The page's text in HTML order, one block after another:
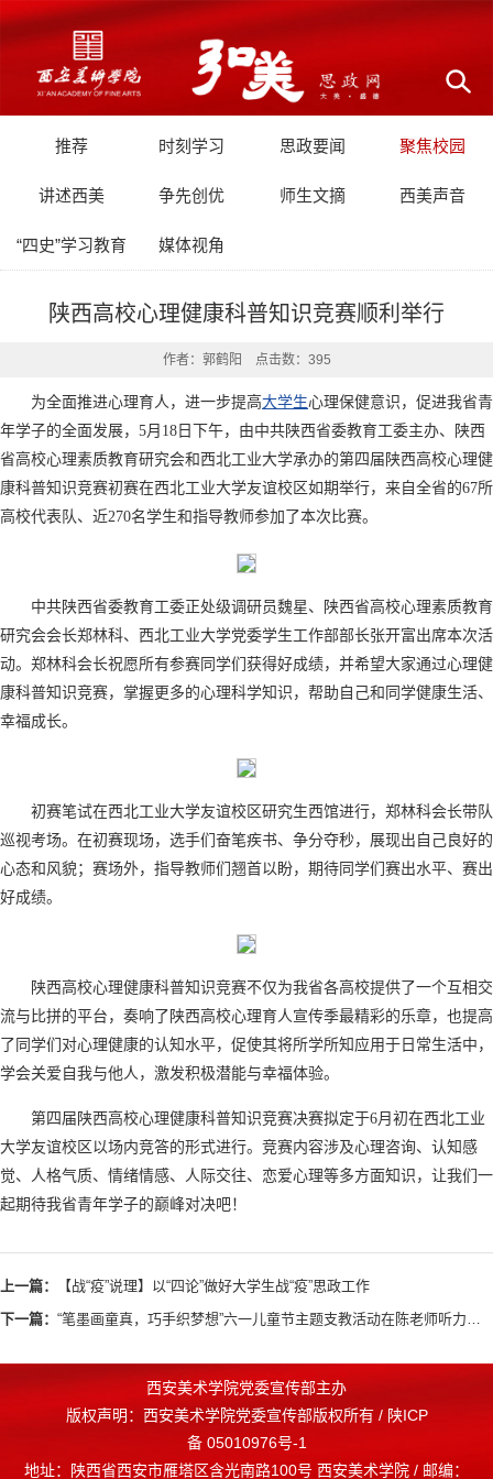
推荐 时刻学习 思政要闻 聚焦校园
讲述西美 争先创优 师生文摘 西美声音
“四史”学习教育 媒体视角
陕西高校心理健康科普知识竞赛顺利举行
作者：郭鹤阳 点击数： 395
为全面推进心理育人，进一步提高大学生心理保健意识，促进我省青
年学子的全面发展，5月18日下午，由中共陕西省委教育工委主办、陕西
省高校心理素质教育研究会和西北工业大学承办的第四届陕西高校心理健
康科普知识竞赛初赛在西北工业大学友谊校区如期举行，来自全省的67所
高校代表队、近270名学生和指导教师参加了本次比赛。
中共陕西省委教育工委正处级调研员魏星、陕西省高校心理素质教育
研究会会长郑林科、西北工业大学党委学生工作部部长张开富出席本次活
动。郑林科会长祝愿所有参赛同学们获得好成绩，并希望大家通过心理健
康科普知识竞赛，掌握更多的心理科学知识，帮助自己和同学健康生活、
幸福成长。
初赛笔试在西北工业大学友谊校区研究生西馆进行，郑林科会长带队
巡视考场。在初赛现场，选手们奋笔疾书、争分夺秒，展现出自己良好的
心态和风貌；赛场外，指导教师们翘首以盼，期待同学们赛出水平、赛出
好成绩。
陕西高校心理健康科普知识竞赛不仅为我省各高校提供了一个互相交
流与比拼的平台，奏响了陕西高校心理育人宣传季最精彩的乐章，也提高
了同学们对心理健康的认知水平，促使其将所学所知应用于日常生活中，
学会关爱自我与他人，激发积极潜能与幸福体验。
第四届陕西高校心理健康科普知识竞赛决赛拟定于6月初在西北工业
大学友谊校区以场内竞答的形式进行。竞赛内容涉及心理咨询、认知感
觉、人格气质、情绪情感、人际交往、恋爱心理等多方面知识，让我们一
起期待我省青年学子的巅峰对决吧！
上一篇：
【战“疫”说理】以“四论”做好大学生战“疫”思政工作
下一篇： “笔墨画童真，巧手织梦想”六一儿童节主题支教活动在陈老师听力语言康复新希望学校举行
西安美术学院党委宣传部主办
版权声明：西安美术学院党委宣传部版权所有 / 陕ICP
备 05010976号-1
地址：陕西省西安市雁塔区含光南路100号 西安美术学院 / 邮编：